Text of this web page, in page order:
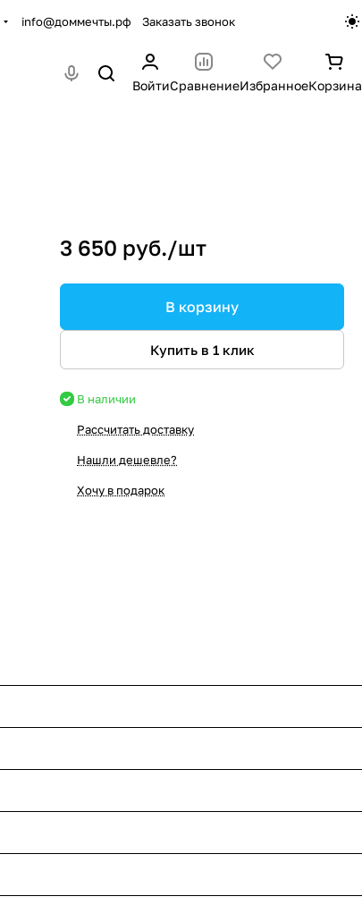
info@доммечты.рф Заказать звонок
ВойтиСравнениеИзбранноеКорзина
3 650 руб./шт
В корзину
Купить в 1 клик
В наличии
Рассчитать доставку
Нашли дешевле?
Хочу в подарок